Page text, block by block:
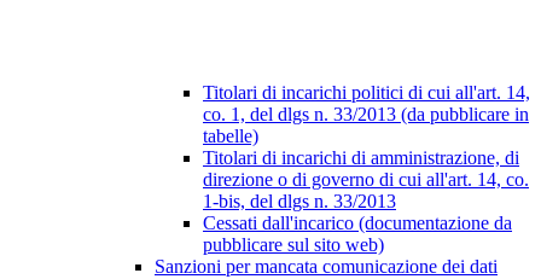
Titolari di incarichi politici di cui all'art. 14,
co. 1, del dlgs n. 33/2013 (da pubblicare in
tabelle)
Titolari di incarichi di amministrazione, di
direzione o di governo di cui all'art. 14, co.
1-bis, del dlgs n. 33/2013
Cessati dall'incarico (documentazione da
pubblicare sul sito web)
Sanzioni per mancata comunicazione dei dati